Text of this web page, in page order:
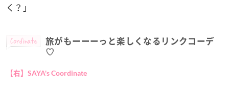
く？ 」
Cordinate
旅がもーーーっと楽しくなるリンクコーデ
♡
【右】 SAYA's Coordinate